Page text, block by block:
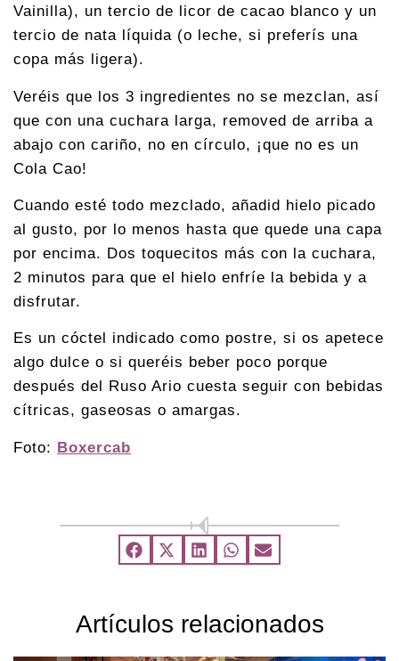
Vainilla), un tercio de licor de cacao blanco y un
tercio de nata líquida (o leche, si preferís una
copa más ligera).
Veréis que los 3 ingredientes no se mezclan, así
que con una cuchara larga, removed de arriba a
abajo con cariño, no en círculo, ¡que no es un
Cola Cao!
Cuando esté todo mezclado, añadid hielo picado
al gusto, por lo menos hasta que quede una capa
por encima. Dos toquecitos más con la cuchara,
2 minutos para que el hielo enfríe la bebida y a
disfrutar.
Es un cóctel indicado como postre, si os apetece
algo dulce o si queréis beber poco porque
después del Ruso Ario cuesta seguir con bebidas
cítricas, gaseosas o amargas.
Foto: Boxercab
Artículos relacionados